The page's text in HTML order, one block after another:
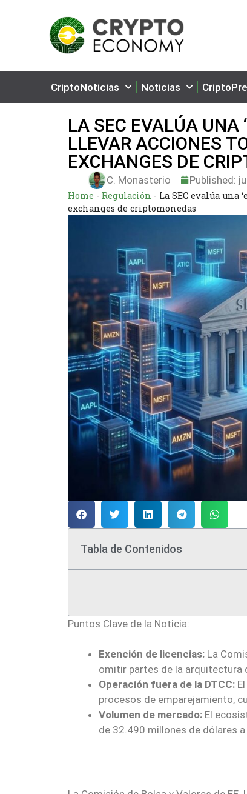
CriptoNoticias Noticias
LA SEC EVALÚA UNA
LLEVAR ACCIONES
EXCHANGES DE
C. Monasterio Published:
Home - Regulación - La SEC evalúa una
exchanges de criptomonedas
Tabla de Contenidos
Puntos Clave de la Noticia:
Exención de licencias: La
omitir partes de la arquitectura
Operación fuera de la DTCC:
procesos de emparejamiento,
Volumen de mercado: El
de 32.490 millones de dólares a